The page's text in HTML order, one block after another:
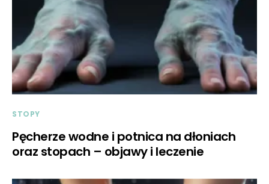
STOPY
Pęcherze wodne i potnica na dłoniach
oraz stopach – objawy i leczenie